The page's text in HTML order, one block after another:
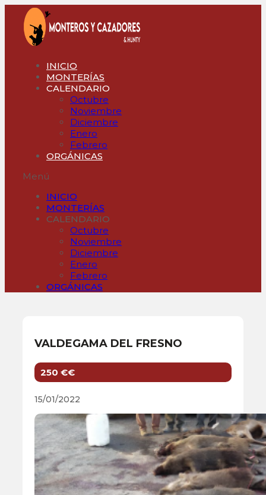
contenido
INICIO
MONTERÍAS
CALENDARIO
Octubre
Noviembre
Diciembre
Enero
Febrero
ORGÁNICAS
Menú
INICIO
MONTERÍAS
CALENDARIO
Octubre
Noviembre
Diciembre
Enero
Febrero
ORGÁNICAS
VALDEGAMA DEL FRESNO
250 €€
15/01/2022